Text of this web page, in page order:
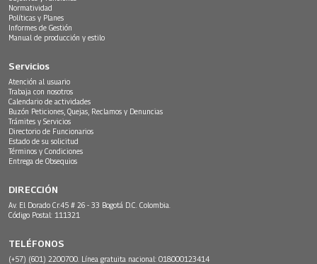
Normatividad
Políticas y Planes
Informes de Gestión
Manual de producción y estilo
Servicios
Atención al usuario
Trabaja con nosotros
Calendario de actividades
Buzón Peticiones, Quejas, Reclamos y Denuncias
Trámites y Servicios
Directorio de Funcionarios
Estado de su solicitud
Términos y Condiciones
Entrega de Obsequios
DIRECCIÓN
Av. El Dorado Cr.45 # 26 - 33 Bogotá D.C. Colombia.
Código Postal: 111321
TELÉFONOS
(+57) (601) 2200700. Línea gratuita nacional: 018000123414